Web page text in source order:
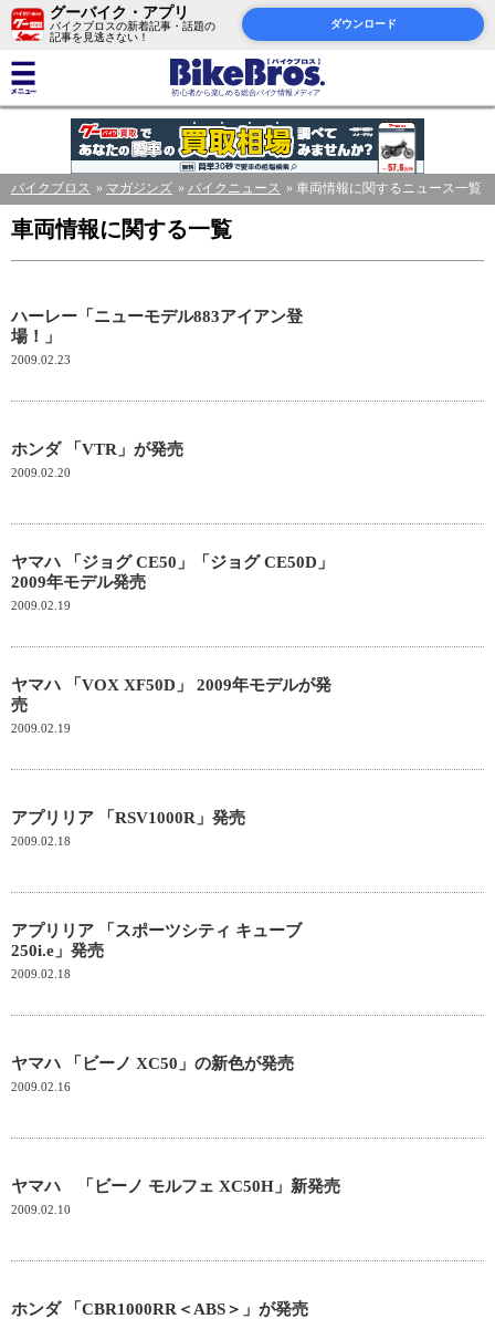
グーバイク・アプリ
バイクブロスの新着記事・話題の
記事を見逃さない！
ダウンロード
バイクブロス マガジンズ バイクニュース 車両情報に関するニュース一覧
車両情報に関する一覧
ハーレー「ニューモデル883アイアン登
場！」
2009.02.23
ホンダ 「VTR」が発売
2009.02.20
ヤマハ 「ジョグ CE50」「ジョグ CE50D」
2009年モデル発売
2009.02.19
ヤマハ 「VOX XF50D」 2009年モデルが発
売
2009.02.19
アプリリア 「RSV1000R」発売
2009.02.18
アプリリア 「スポーツシティ キューブ
250i.e」発売
2009.02.18
ヤマハ 「ビーノ XC50」の新色が発売
2009.02.16
ヤマハ 「ビーノ モルフェ XC50H」新発売
2009.02.10
ホンダ 「CBR1000RR＜ABS＞」が発売